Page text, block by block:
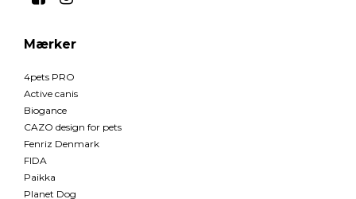
Mærker
4pets PRO
Active canis
Biogance
CAZO design for pets
Fenriz Denmark
FIDA
Paikka
Planet Dog